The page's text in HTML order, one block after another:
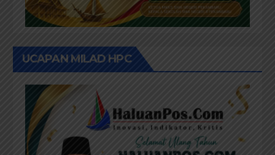
UCAPAN MILAD HPC